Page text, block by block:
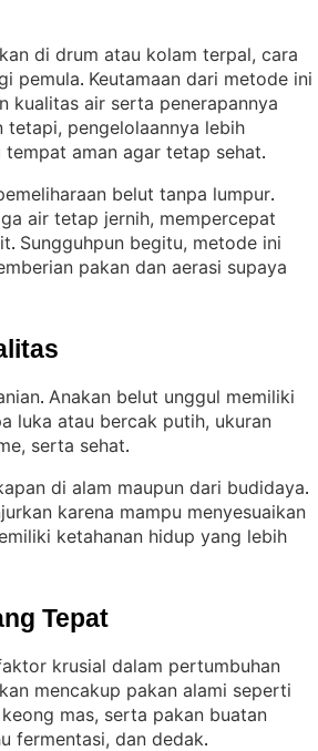
di drum atau kolam terpal, cara
pemula. Keutamaan dari metode ini
kualitas air serta penerapannya
tetapi, pengelolaannya lebih
aman agar tetap sehat.
belut tanpa lumpur
air tetap jernih, mempercepat
. Sungguhpun begitu, metode ini
pakan dan aerasi supaya
. Anakan belut unggul memiliki
luka atau bercak putih, ukuran
serta sehat.
di alam maupun dari budidaya
karena mampu menyesuaikan
ketahanan hidup yang lebih
Tepat
krusial dalam pertumbuhan
mencakup pakan alami seperti
mas, serta pakan buatan
fermentasi, dan dedak.